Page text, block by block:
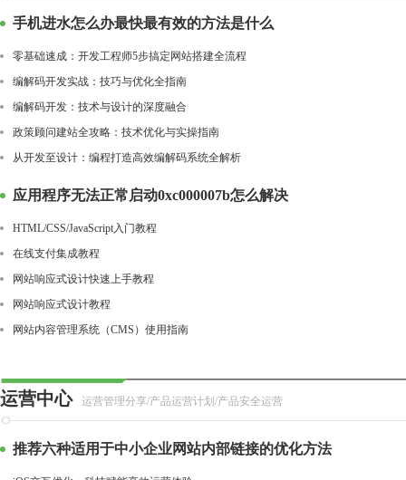
手机进水怎么办最快最有效的方法是什么
零基础速成：开发工程师5步搞定网站搭建全流程
编解码开发实战：技巧与优化全指南
编解码开发：技术与设计的深度融合
政策顾问建站全攻略：技术优化与实操指南
从开发至设计：编程打造高效编解码系统全解析
应用程序无法正常启动0xc000007b怎么解决
HTML/CSS/JavaScript入门教程
在线支付集成教程
网站响应式设计快速上手教程
网站响应式设计教程
网站内容管理系统（CMS）使用指南
运营中心 运营管理分享/产品运营计划/产品安全运营
推荐六种适用于中小企业网站内部链接的优化方法